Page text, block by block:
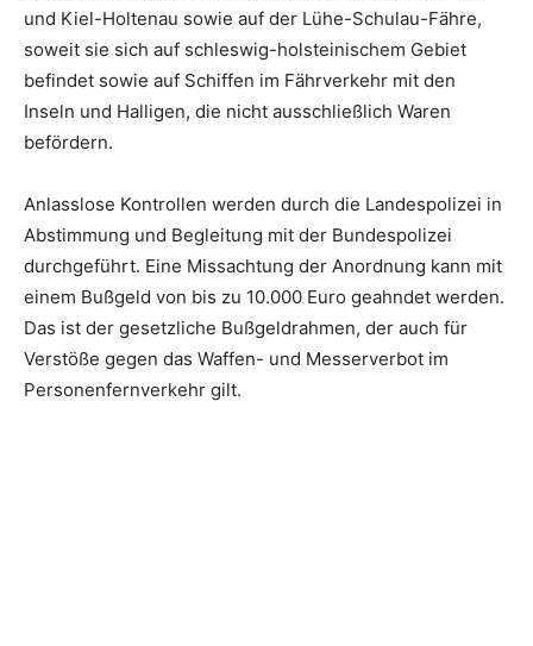
und Kiel-Holtenau sowie auf der Lühe-Schulau-Fähre,
soweit sie sich auf schleswig-holsteinischem Gebiet
befindet sowie auf Schiffen im Fährverkehr mit den
Inseln und Halligen, die nicht ausschließlich Waren
befördern.
Anlasslose Kontrollen werden durch die Landespolizei in
Abstimmung und Begleitung mit der Bundespolizei
durchgeführt. Eine Missachtung der Anordnung kann mit
einem Bußgeld von bis zu 10.000 Euro geahndet werden.
Das ist der gesetzliche Bußgeldrahmen, der auch für
Verstöße gegen das Waffen- und Messerverbot im
Personenfernverkehr gilt.